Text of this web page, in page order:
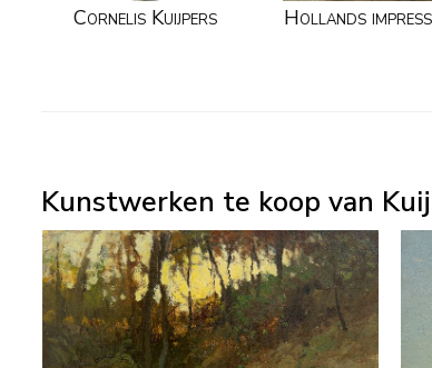
Cornelis Kuijpers Hollands
Kunstwerken te koop van